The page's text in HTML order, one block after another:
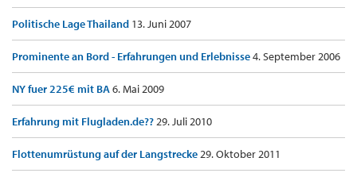
Politische Lage Thailand 13. Juni 2007
Prominente an Bord - Erfahrungen und Erlebnisse4. September 2006
NY fuer 225€ mit BA6. Mai 2009
Erfahrung mit Flugladen.de??29. Juli 2010
Flottenumrüstung auf der Langstrecke29. Oktober 2011